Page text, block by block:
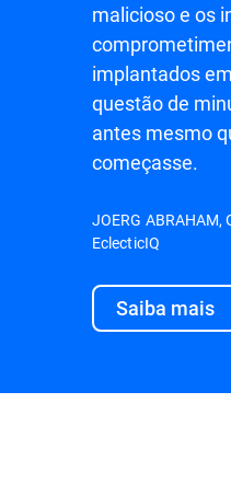
malicioso e os
implantados
questão de
antes mesmo
começasse.
JOERG
EclecticIQ
Saiba mais